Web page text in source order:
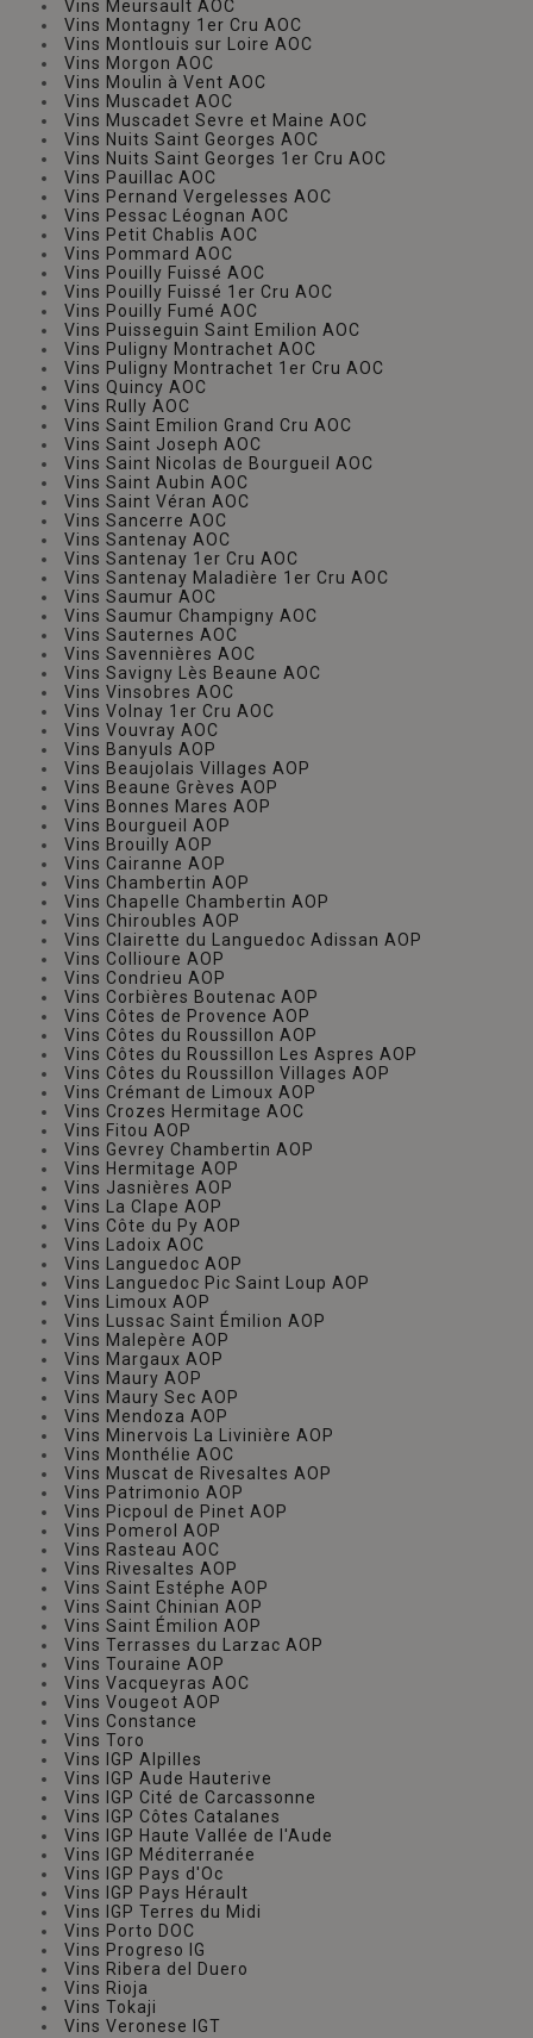
Vins Meursault AOC
Vins Montagny 1er Cru AOC
Vins Montlouis sur Loire AOC
Vins Morgon AOC
Vins Moulin à Vent AOC
Vins Muscadet AOC
Vins Muscadet Sevre et Maine AOC
Vins Nuits Saint Georges AOC
Vins Nuits Saint Georges 1er Cru AOC
Vins Pauillac AOC
Vins Pernand Vergelesses AOC
Vins Pessac Léognan AOC
Vins Petit Chablis AOC
Vins Pommard AOC
Vins Pouilly Fuissé AOC
Vins Pouilly Fuissé 1er Cru AOC
Vins Pouilly Fumé AOC
Vins Puisseguin Saint Emilion AOC
Vins Puligny Montrachet AOC
Vins Puligny Montrachet 1er Cru AOC
Vins Quincy AOC
Vins Rully AOC
Vins Saint Emilion Grand Cru AOC
Vins Saint Joseph AOC
Vins Saint Nicolas de Bourgueil AOC
Vins Saint Aubin AOC
Vins Saint Véran AOC
Vins Sancerre AOC
Vins Santenay AOC
Vins Santenay 1er Cru AOC
Vins Santenay Maladière 1er Cru AOC
Vins Saumur AOC
Vins Saumur Champigny AOC
Vins Sauternes AOC
Vins Savennières AOC
Vins Savigny Lès Beaune AOC
Vins Vinsobres AOC
Vins Volnay 1er Cru AOC
Vins Vouvray AOC
Vins Banyuls AOP
Vins Beaujolais Villages AOP
Vins Beaune Grèves AOP
Vins Bonnes Mares AOP
Vins Bourgueil AOP
Vins Brouilly AOP
Vins Cairanne AOP
Vins Chambertin AOP
Vins Chapelle Chambertin AOP
Vins Chiroubles AOP
Vins Clairette du Languedoc Adissan AOP
Vins Collioure AOP
Vins Condrieu AOP
Vins Corbières Boutenac AOP
Vins Côtes de Provence AOP
Vins Côtes du Roussillon AOP
Vins Côtes du Roussillon Les Aspres AOP
Vins Côtes du Roussillon Villages AOP
Vins Crémant de Limoux AOP
Vins Crozes Hermitage AOC
Vins Fitou AOP
Vins Gevrey Chambertin AOP
Vins Hermitage AOP
Vins Jasnières AOP
Vins La Clape AOP
Vins Côte du Py AOP
Vins Ladoix AOC
Vins Languedoc AOP
Vins Languedoc Pic Saint Loup AOP
Vins Limoux AOP
Vins Lussac Saint Émilion AOP
Vins Malepère AOP
Vins Margaux AOP
Vins Maury AOP
Vins Maury Sec AOP
Vins Mendoza AOP
Vins Minervois La Livinière AOP
Vins Monthélie AOC
Vins Muscat de Rivesaltes AOP
Vins Patrimonio AOP
Vins Picpoul de Pinet AOP
Vins Pomerol AOP
Vins Rasteau AOC
Vins Rivesaltes AOP
Vins Saint Estéphe AOP
Vins Saint Chinian AOP
Vins Saint Émilion AOP
Vins Terrasses du Larzac AOP
Vins Touraine AOP
Vins Vacqueyras AOC
Vins Vougeot AOP
Vins Constance
Vins Toro
Vins IGP Alpilles
Vins IGP Aude Hauterive
Vins IGP Cité de Carcassonne
Vins IGP Côtes Catalanes
Vins IGP Haute Vallée de l'Aude
Vins IGP Méditerranée
Vins IGP Pays d'Oc
Vins IGP Pays Hérault
Vins IGP Terres du Midi
Vins Porto DOC
Vins Progreso IG
Vins Ribera del Duero
Vins Rioja
Vins Tokaji
Vins Veronese IGT